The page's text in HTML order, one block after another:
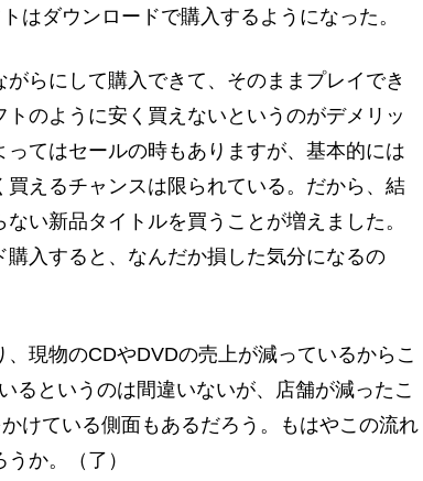
はダウンロードで購入するようになった。
がらにして購入できて、そのままプレイでき
のように安く買えないというのがデメリッ
ってはセールの時もありますが、基本的には
えるチャンスは限られている。だから、結
い新品タイトルを買うことが増えました。
入すると、なんだか損した気分になるの
現物のCDやDVDの売上が減っているからこ
るというのは間違いないが、店舗が減ったこ
けている側面もあるだろう。もはやこの流れ
か。（了）